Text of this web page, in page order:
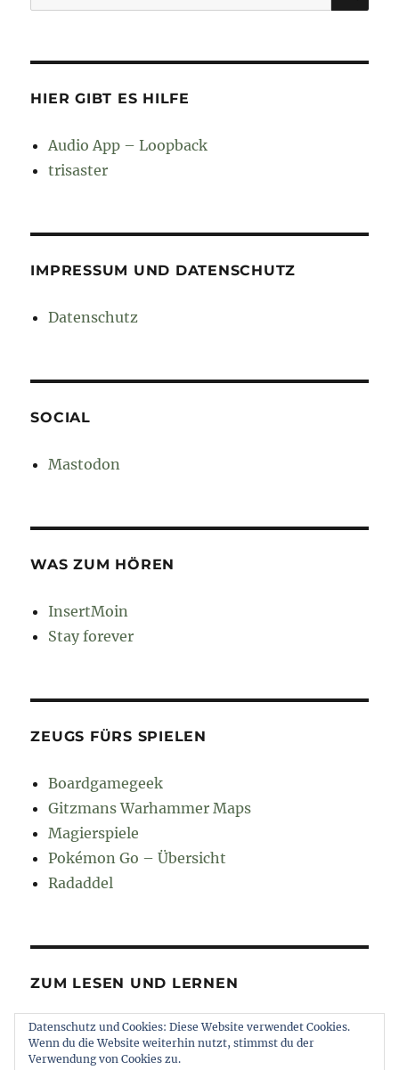
nach:
HIER GIBT ES HILFE
Audio App – Loopback
trisaster
IMPRESSUM UND DATENSCHUTZ
Datenschutz
SOCIAL
Mastodon
WAS ZUM HÖREN
InsertMoin
Stay forever
ZEUGS FÜRS SPIELEN
Boardgamegeek
Gitzmans Warhammer Maps
Magierspiele
Pokémon Go – Übersicht
Radaddel
ZUM LESEN UND LERNEN
Euroncap
Tong
Datenschutz und Cookies: Diese Website verwendet Cookies.
Wenn du die Website weiterhin nutzt, stimmst du der
Verwendung von Cookies zu.